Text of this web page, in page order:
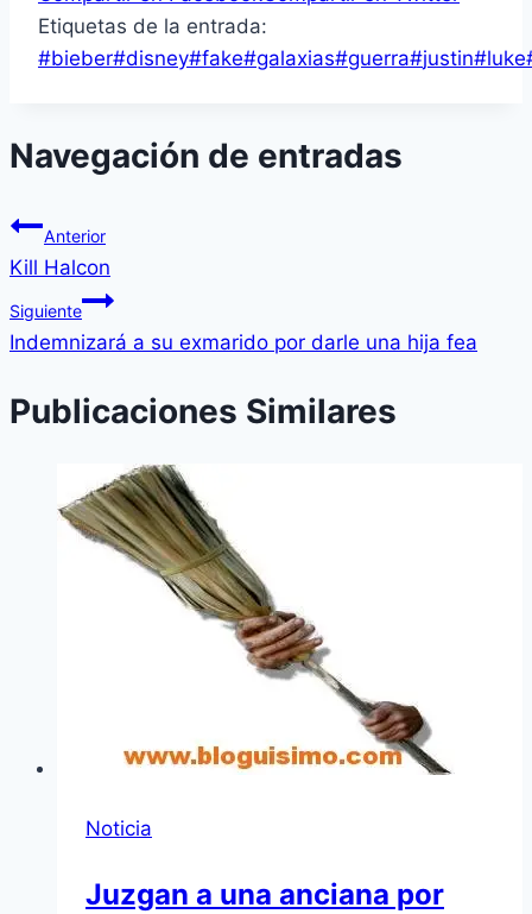
Etiquetas de la entrada:
#bieber#disney#fake#galaxias#guerra#justin#luke
Navegación de entradas
Anterior
Kill Halcon
Siguiente
Indemnizará a su exmarido por darle una hija fea
Publicaciones Similares
Noticia
Juzgan a una anciana por